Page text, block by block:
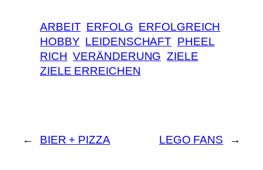
ARBEIT ERFOLG ERFOLGREICH
HOBBY LEIDENSCHAFT PHEEL
RICH VERÄNDERUNG ZIELE
ZIELE ERREICHEN
← BIER + PIZZA LEGO FANS →